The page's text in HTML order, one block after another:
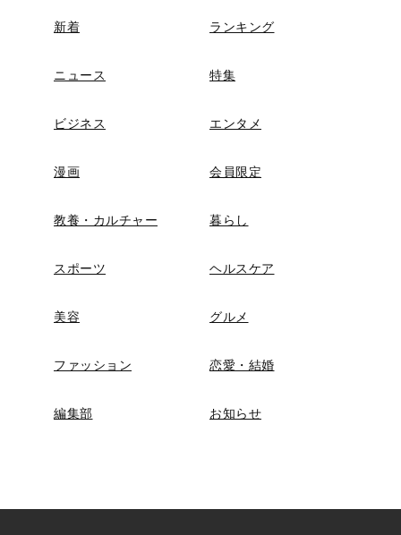
新着 ランキング
ニュース 特集
ビジネス エンタメ
漫画 会員限定
教養・カルチャー 暮らし
スポーツ ヘルスケア
美容 グルメ
ファッション 恋愛・結婚
編集部 お知らせ